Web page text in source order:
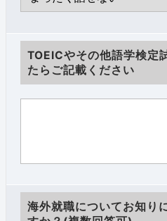
TOEICやその他語学検定
たらご記載ください
海外就職についてお知り